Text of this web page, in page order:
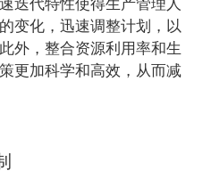
变化，迅速调整计划，以
外，整合资源利用率和生
更加科学和高效，从而减